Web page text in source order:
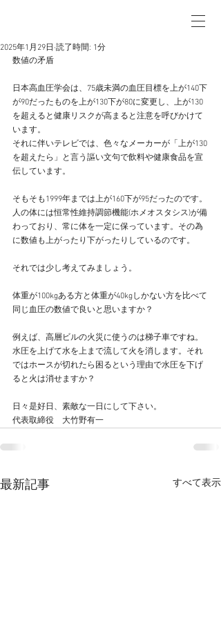
2025年1月29日 読了時間: 1分
数値の矛盾
日本高血圧学会は、75歳未満の血圧目標を上が140下
が90だったものを上が130下が80に変更し、上が130
を超えると健康リスクが高まると注意を呼びかけて
います。
それに伴いテレビでは、色々なメーカーが「上が130
を超えたら」と言う謳い文句で飲料や健康食品を宣
伝しています。
そもそも1999年までは上が160下が95だったのです。
人の体には恒常性維持調節機能(ホメオスタシス)が備
わっており、常に体を一定に保っています。その為
に数値も上がったり下がったりしているのです。
それでは少し考えてみましょう。
体重が100kgある方と体重が40kgしかない方を比べて
同じ血圧の数値で良いと思いますか？
例えば、高層ビルの火災に使うのは梯子車ですね。
水圧を上げて水を上まで流して火を消します。それ
ではホースが切れたら困るという理由で水圧を下げ
ると火は消せますか？
日々是好日、素敵な一日にして下さい。
代表取締役　大竹野有一
最新記事 すべて表示